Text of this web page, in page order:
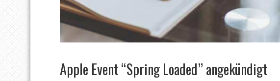
Apple Event “Spring Loaded” angekündigt